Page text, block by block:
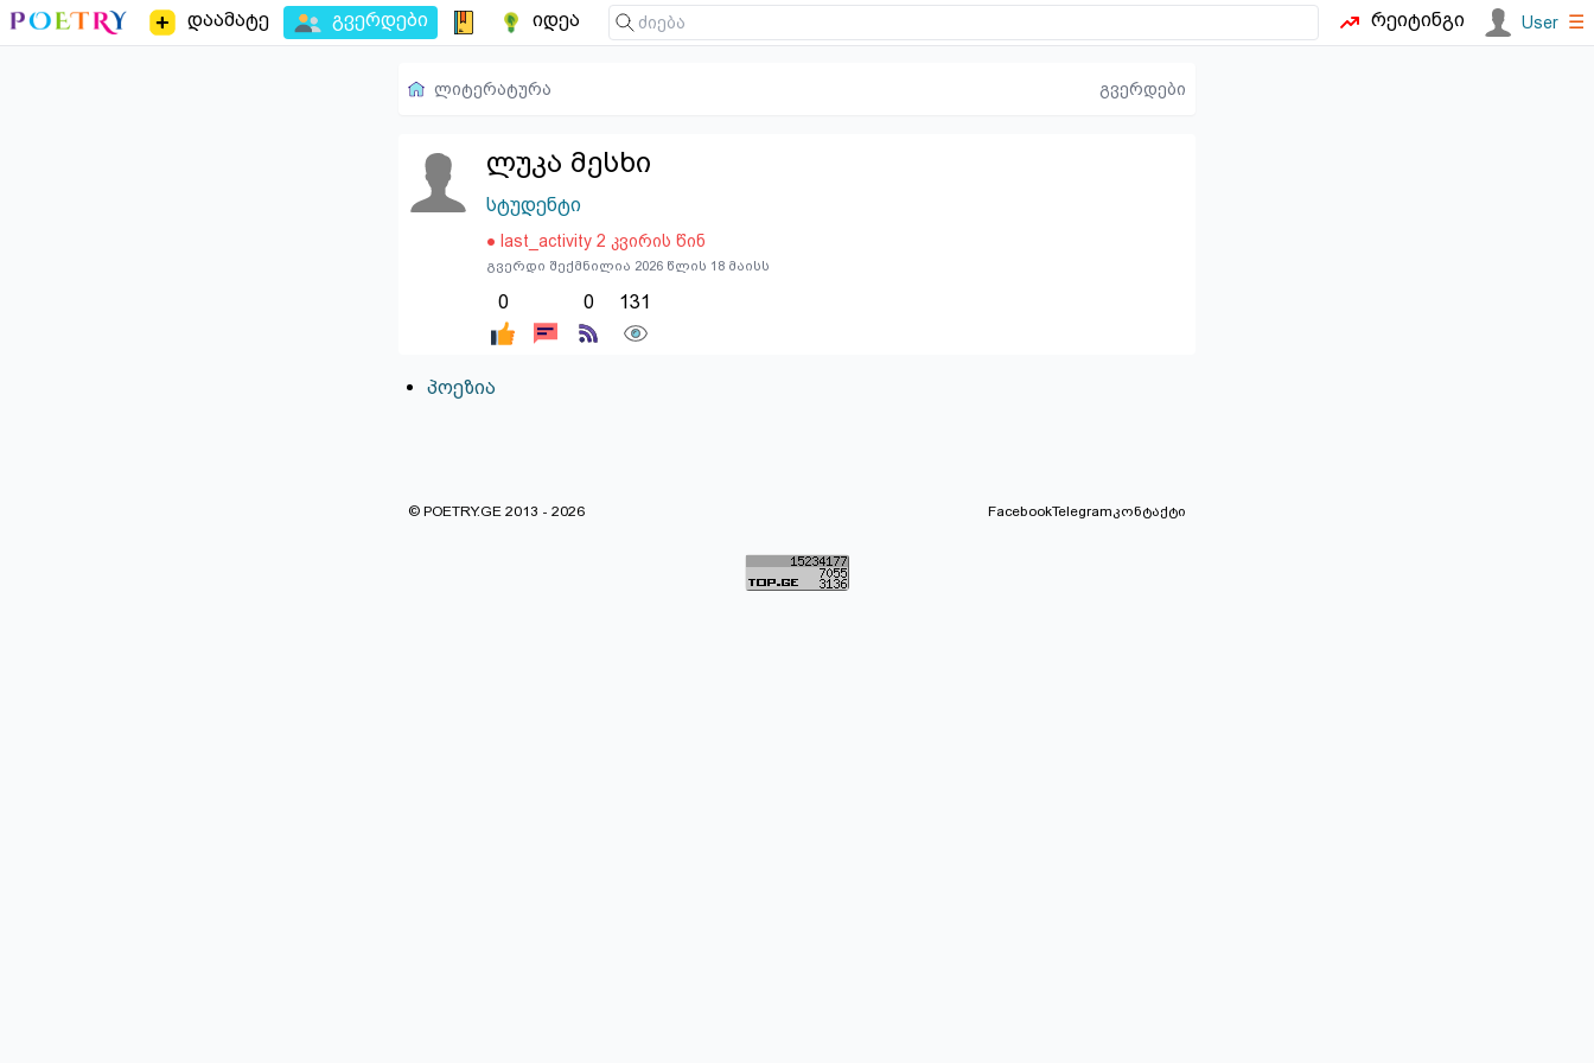
დაამატე გვერდები იდეა რეიტინგი User ☰
ლიტერატურა გვერდები
ლუკა მესხი
სტუდენტი
● last_activity 2 კვირის წინ
გვერდი შექმნილია 2026 წლის 18 მაისს
0 0 131
პოეზია
© POETRY.GE 2013 - 2026 FacebookTelegramკონტაქტი